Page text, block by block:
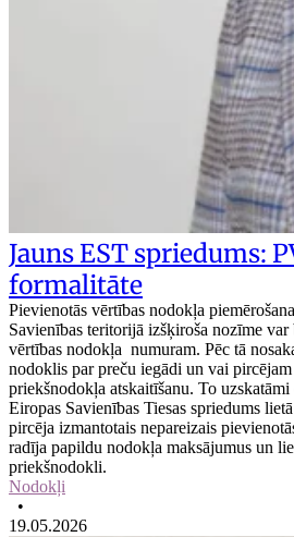
Jauns EST spriedums:
formalitāte
Pievienotās vērtības nodokļa
Savienības teritorijā izšķiroša nozīme
vērtības nodokļa numuram. Pēc tā
nodoklis par preču iegādi un vai
priekšnodokļa atskaitīšanu. To uzskatāmi
Eiropas Savienības Tiesas spriedums
pircēja izmantotais nepareizais
radīja papildu nodokļa maksājumus un
priekšnodokli.
Nodokļi
•
19.05.2026